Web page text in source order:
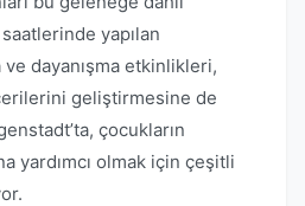
yapılan
dayanışma etkinlikleri,
geliştirmesine de
çocukların
yardımcı olmak için çeşitli